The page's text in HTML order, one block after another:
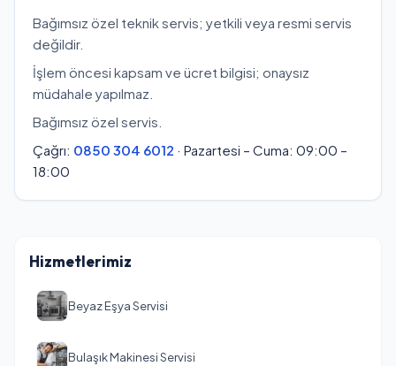
Bağımsız özel teknik servis; yetkili veya resmi servis
değildir.
İşlem öncesi kapsam ve ücret bilgisi; onaysız
müdahale yapılmaz.
Bağımsız özel servis.
Çağrı: 0850 304 6012 · Pazartesi – Cuma: 09:00 –
18:00
Hizmetlerimiz
Beyaz Eşya Servisi
Bulaşık Makinesi Servisi